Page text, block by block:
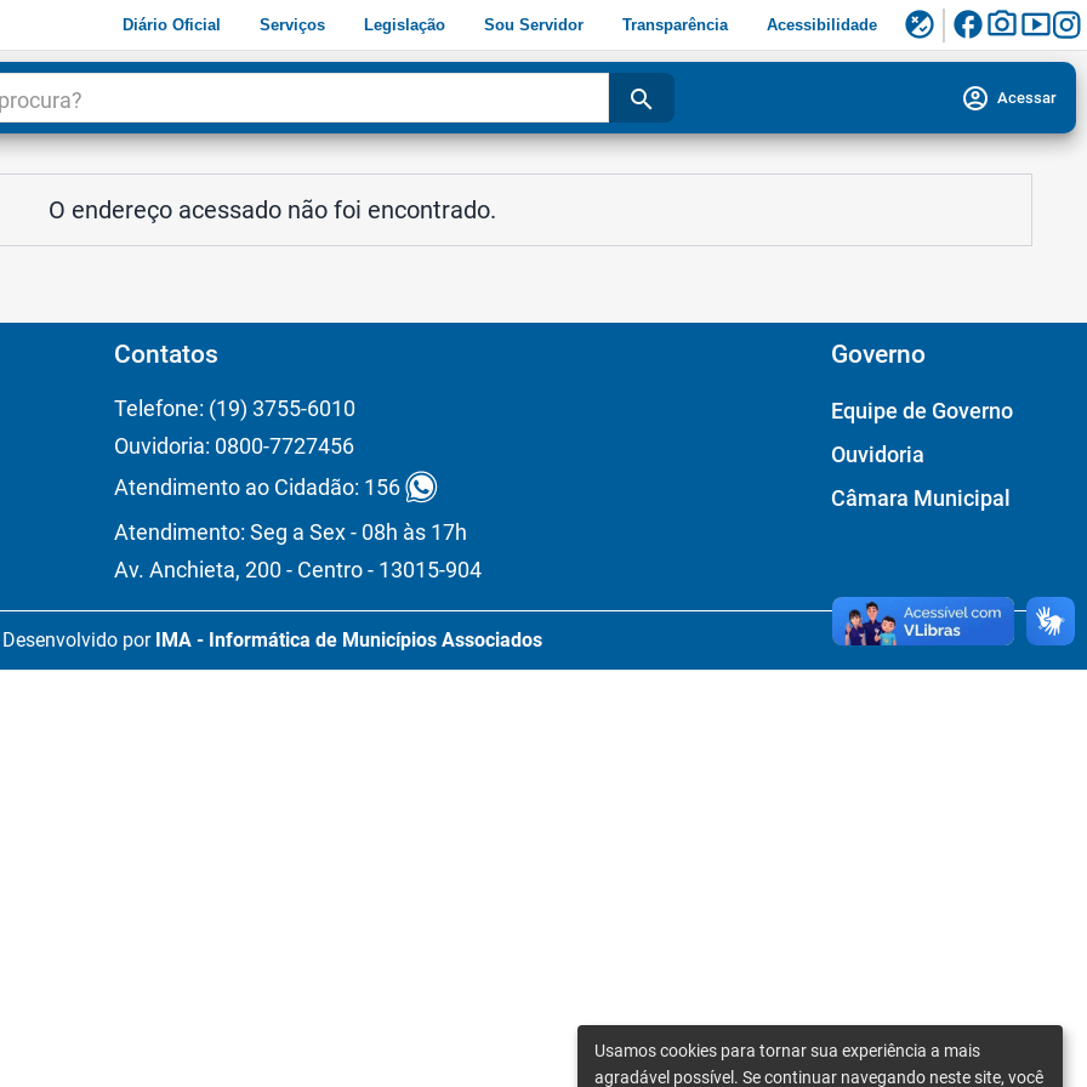
Diário Oficial Serviços Legislação Sou Servidor Transparência Acessibilidade flaky facebookphoto_camerasmart_display
search account_circle Acessar
O endereço acessado não foi encontrado.
Contatos
Telefone: (19) 3755-6010
Ouvidoria: 0800-7727456
Atendimento ao Cidadão: 156
Atendimento: Seg a Sex - 08h às 17h
Av. Anchieta, 200 - Centro - 13015-904
Governo
Equipe de Governo
Ouvidoria
Câmara Municipal
Desenvolvido por IMA - Informática de Municípios Associados
Usamos cookies para tornar sua experiência a mais
agradável possível. Se continuar navegando neste site, você